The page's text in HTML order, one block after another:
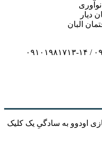
دیار
البان
اودوو به سادگیِ یک کلیک